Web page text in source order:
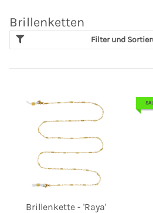
Brillenketten
Filter und
Brillenkette - 'Raya'